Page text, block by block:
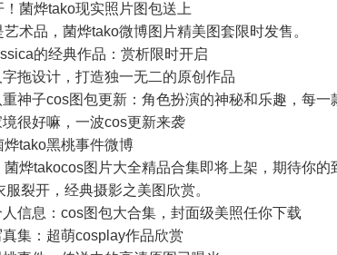
！菌烨tako现实照片图包送上
术品，菌烨tako微博图片精美图套限时发售。
的经典作品：赏析限时开启
拖设计，打造独一无二的原创作品
神子cos图包更新：角色扮演的神秘和乐趣，每一
很好嘛，一波cos更新来袭
烨tako黑桃事件微博
菌烨takocos图片大全精品合集即将上架，期待你的
服裂开，经典摄影之美图欣赏。
信息：cos图包大合集，封面级美照任你下载
集：超萌cosplay作品欣赏